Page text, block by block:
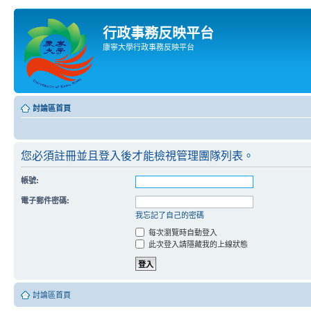
行政事務反映平台
康寧大學行政事務反映平台
討論區首頁
您必須註冊並且登入後才能檢視管理團隊列表。
帳號:
電子郵件密碼:
我忘記了自己的密碼
每次瀏覽時自動登入
此次登入請隱藏我的上線狀態
討論區首頁